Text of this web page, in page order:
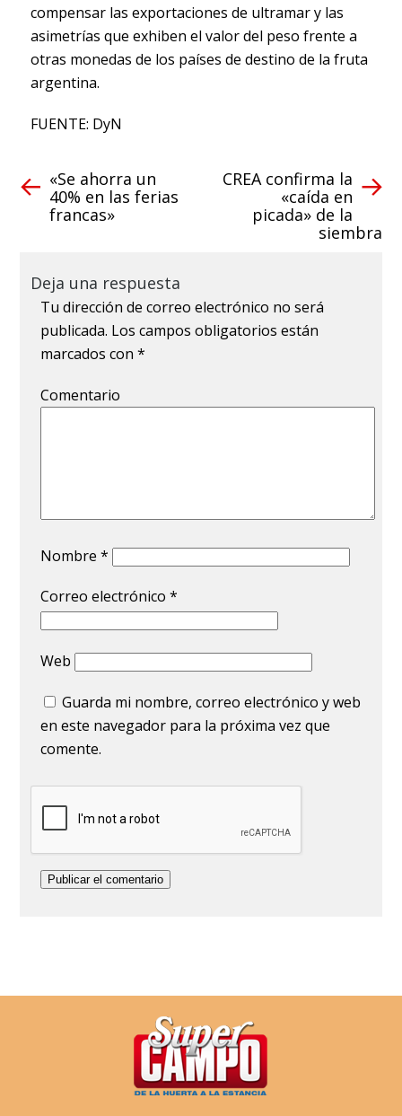
compensar las exportaciones de ultramar y las
asimetrías que exhiben el valor del peso frente a
otras monedas de los países de destino de la fruta
argentina.
FUENTE: DyN
«Se ahorra un
40% en las ferias
francas»
CREA confirma la
«caída en
picada» de la
siembra
Deja una respuesta
Tu dirección de correo electrónico no será
publicada. Los campos obligatorios están
marcados con*
Comentario
Nombre*
Correo electrónico*
Web
Guarda mi nombre, correo electrónico y web
en este navegador para la próxima vez que
comente.